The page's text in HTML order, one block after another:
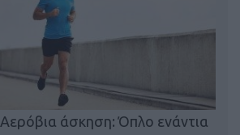
Αερόβια άσκηση: Όπλο ενάντια